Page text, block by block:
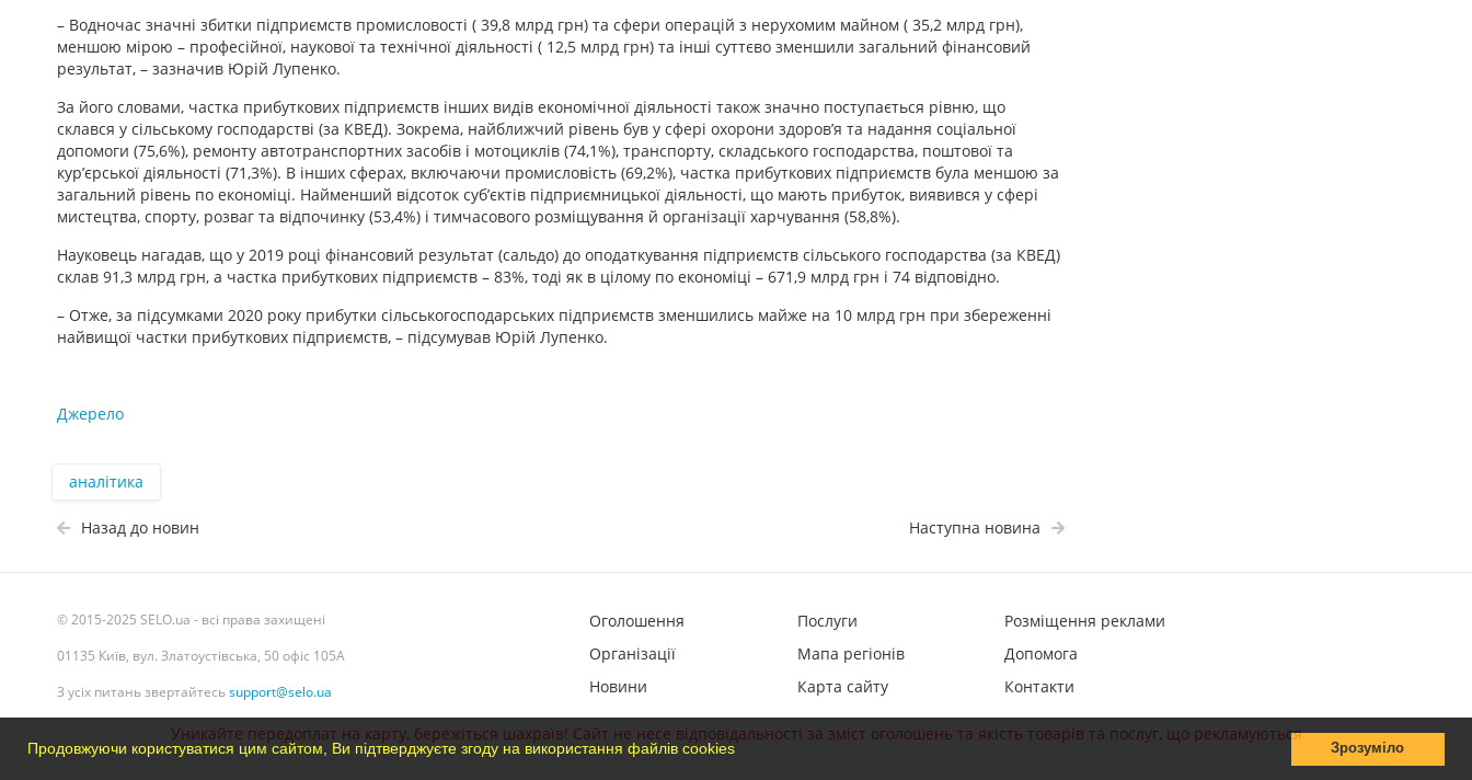
Продовжуючи користуватися цим сайтом, Ви підтверджуєте згоду на використання файлів cookies Зрозуміло
– Водночас значні збитки підприємств промисловості ( 39,8 млрд грн) та сфери операцій з нерухомим майном ( 35,2 млрд грн),
меншою мірою – професійної, наукової та технічної діяльності ( 12,5 млрд грн) та інші суттєво зменшили загальний фінансовий
результат, – зазначив Юрій Лупенко.
За його словами, частка прибуткових підприємств інших видів економічної діяльності також значно поступається рівню, що
склався у сільському господарстві (за КВЕД). Зокрема, найближчий рівень був у сфері охорони здоров’я та надання соціальної
допомоги (75,6%), ремонту автотранспортних засобів і мотоциклів (74,1%), транспорту, складського господарства, поштової та
кур’єрської діяльності (71,3%). В інших сферах, включаючи промисловість (69,2%), частка прибуткових підприємств була меншою за
загальний рівень по економіці. Найменший відсоток суб’єктів підприємницької діяльності, що мають прибуток, виявився у сфері
мистецтва, спорту, розваг та відпочинку (53,4%) і тимчасового розміщування й організації харчування (58,8%).
Науковець нагадав, що у 2019 році фінансовий результат (сальдо) до оподаткування підприємств сільського господарства (за КВЕД)
склав 91,3 млрд грн, а частка прибуткових підприємств – 83%, тоді як в цілому по економіці – 671,9 млрд грн і 74 відповідно.
– Отже, за підсумками 2020 року прибутки сільськогосподарських підприємств зменшились майже на 10 млрд грн при збереженні
найвищої частки прибуткових підприємств, – підсумував Юрій Лупенко.
Джерело
аналітика
Назад до новин Наступна новина
© 2015-2025 SELO.ua - всі права захищені
01135 Київ, вул. Златоустівська, 50 офіс 105А
З усіх питань звертайтесьsupport@selo.ua
Оголошення
Організації
Новини
Послуги
Мапа регіонів
Карта сайту
Розміщення реклами
Допомога
Контакти
Уникайте передоплат на карту, бережіться шахраїв! Сайт не несе відповідальності за зміст оголошень та якість товарів та послуг, що рекламуються